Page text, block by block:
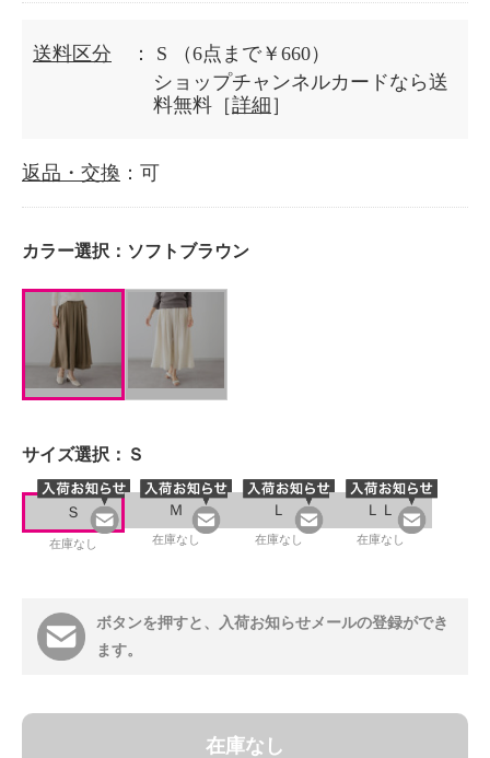
送料区分 ： S
（6点まで￥660）
ショップチャンネルカードなら送
料無料［詳細 ］
返品・交換 ：可
カラー選択： ソフトブラウン
サイズ選択： Ｓ
Ｓ
在庫なし
Ｍ
在庫なし
Ｌ
在庫なし
ＬＬ
在庫なし
ボタンを押すと、入荷お知らせメールの登録ができ
ます。
在庫なし